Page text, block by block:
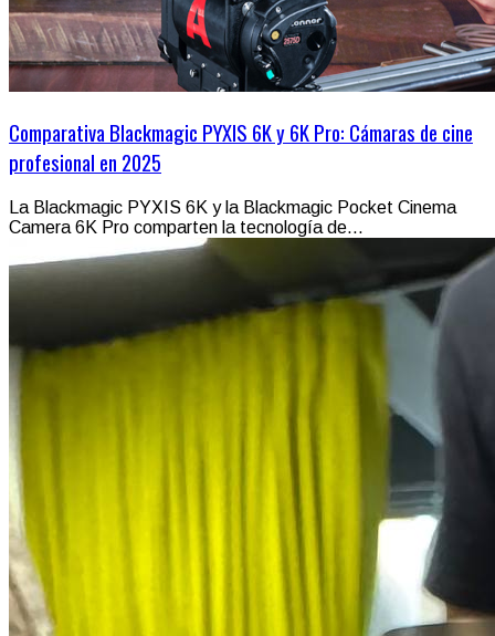
Comparativa Blackmagic PYXIS 6K y 6K Pro: Cámaras de cine
profesional en 2025
La Blackmagic PYXIS 6K y la Blackmagic Pocket Cinema
Camera 6K Pro comparten la tecnología de...